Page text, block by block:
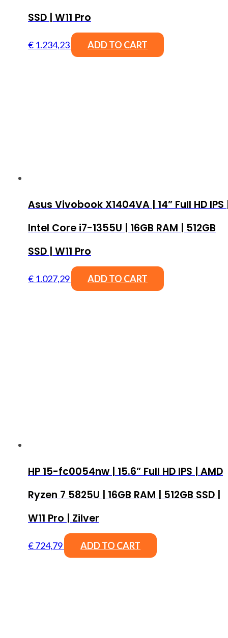
SSD | W11 Pro
€ 1.234,23 ADD TO CART
Asus Vivobook X1404VA | 14” Full HD IPS
Intel Core i7-1355U | 16GB RAM | 512GB
SSD | W11 Pro
€ 1.027,29 ADD TO CART
HP 15-fc0054nw | 15.6” Full HD IPS | AMD
Ryzen 7 5825U | 16GB RAM | 512GB SSD |
W11 Pro | Zilver
€724,79 ADD TO CART